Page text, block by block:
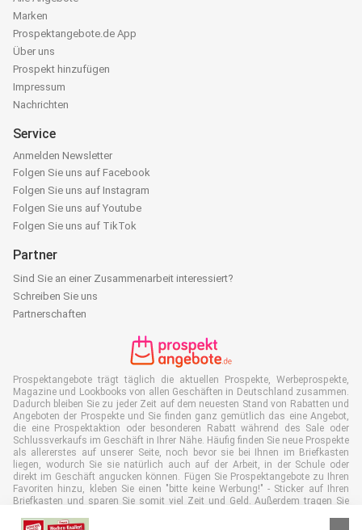
Marken
Prospektangebote.de App
Über uns
Prospekt hinzufügen
Impressum
Nachrichten
Service
Anmelden Newsletter
Folgen Sie uns auf Facebook
Folgen Sie uns auf Instagram
Folgen Sie uns auf Youtube
Folgen Sie uns auf TikTok
Partner
Sind Sie an einer Zusammenarbeit interessiert?
Schreiben Sie uns
Partnerschaften
Prospektangebote trägt täglich die aktuellen Prospekte, Werbeprospekte,
Magazine und Lookbooks von allen Geschäften in Deutschland zusammen.
Dadurch bleiben Sie zu jeder Zeit auf dem neuesten Stand von Rabatten und
Angeboten der Prospekte und Sie finden ganz gemütlich das eine Angebot,
die eine Prospektaktion oder besonderen Rabatt während des Sale oder
Schlussverkaufs im Geschäft in Ihrer Nähe. Häufig finden Sie neue Prospekte
als allererstes auf unserer Seite, noch bevor sie bei Ihnen im Briefkasten
liegen, wodurch Sie sie natürlich auch auf der Arbeit, in der Schule oder
direkt im Geschäft angucken können. Fügen Sie Prospektangebote zu Ihren
Favoriten hinzu, kleben Sie einen "bitte keine Werbung!" - Sticker auf Ihren
Briefkasten und sparen Sie somit viel Zeit und Geld. Außerdem tragen Sie
ist.